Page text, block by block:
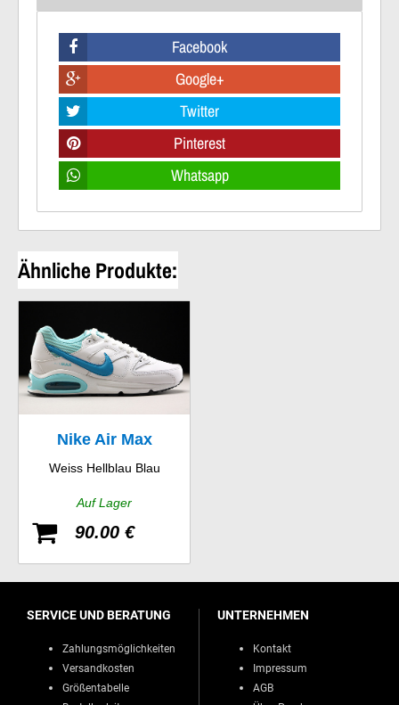
Facebook
Google+
Twitter
Pinterest
Whatsapp
Ähnliche Produkte:
Nike Air Max
Command Leather
GS
Weiss Hellblau Blau
Auf Lager
90.00 €
SERVICE UND BERATUNG
Zahlungsmöglichkeiten
Versandkosten
Größentabelle
UNTERNEHMEN
Kontakt
Impressum
AGB